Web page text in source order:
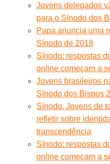
Jovens delegados
para o Sínodo dos
Papa anuncia uma
Sínodo de 2018
Sínodo: respostas
online começam a
Jovens brasileiros
Sínodo dos Bispos
Sínodo. Jovens de
refletir sobre
transcendência
Sínodo: respostas
online começam a